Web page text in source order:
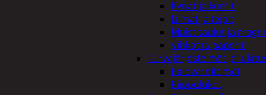
Kynät ja kumit
Liimat ja teipit
Muistitaulut ja
Vihkot ja paperit
Turvajärjestelmät ja
Palovaroittimet
Riippulukot